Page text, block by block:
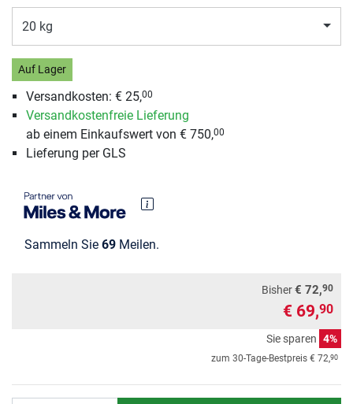
20 kg
Auf Lager
Versandkosten: € 25,00
Versandkostenfreie Lieferung
ab einem Einkaufswert von € 750,00
Lieferung per GLS
Sammeln Sie 69 Meilen.
Bisher€ 72,90
€ 69,90
Sie sparen 4%
zum 30-Tage-Bestpreis € 72,90